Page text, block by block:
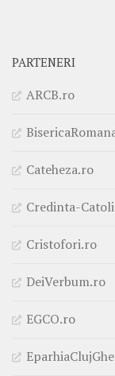
PARTENERI
ARCB.ro
Cateheza.ro
Credinta-
Cristofori.ro
DeiVerbum.ro
EGCO.ro